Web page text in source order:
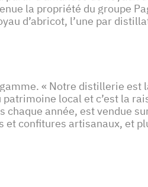
la propriété du groupe
d’abricot, l’une par
« Notre distillerie
local et c’est la
année, est vendue
et confitures artisanaux, et